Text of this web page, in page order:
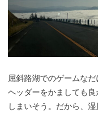
屈斜路湖でのゲームな
ヘッダーをかましても
しまいそう。だから、